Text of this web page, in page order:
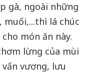
gà, ngoài những
muối,...thì lá chúc
món ăn này.
lừng của mùi
vương, lưu